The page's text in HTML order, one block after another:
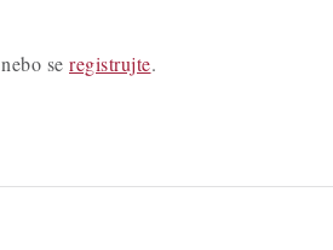
nebo se registrujte.